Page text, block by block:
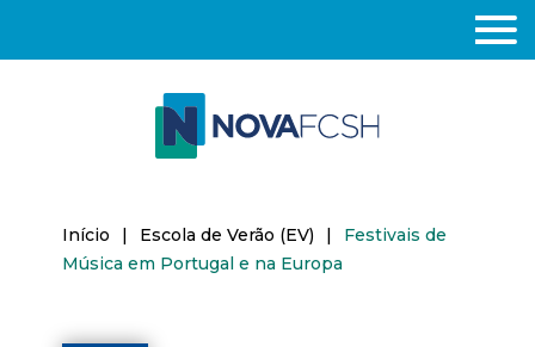
Início | Escola de Verão (EV) |
Festivais de
Música em Portugal e na Europa